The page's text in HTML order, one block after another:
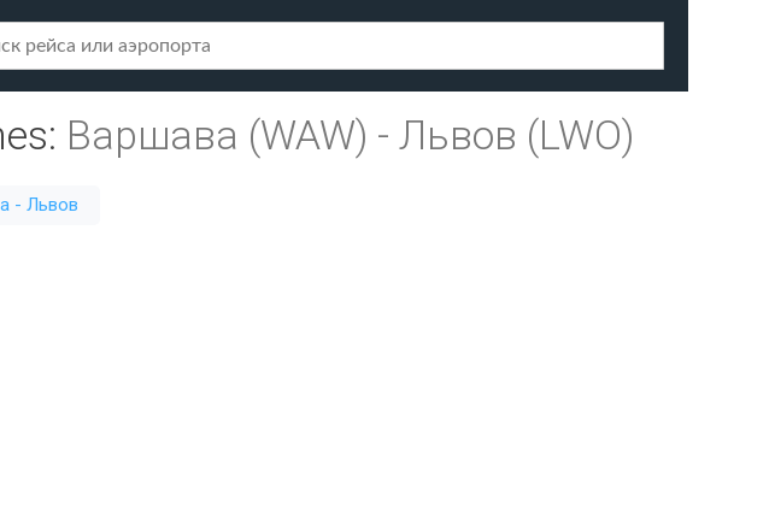
: Варшава (WAW) - Львов (LWO)
- Львов